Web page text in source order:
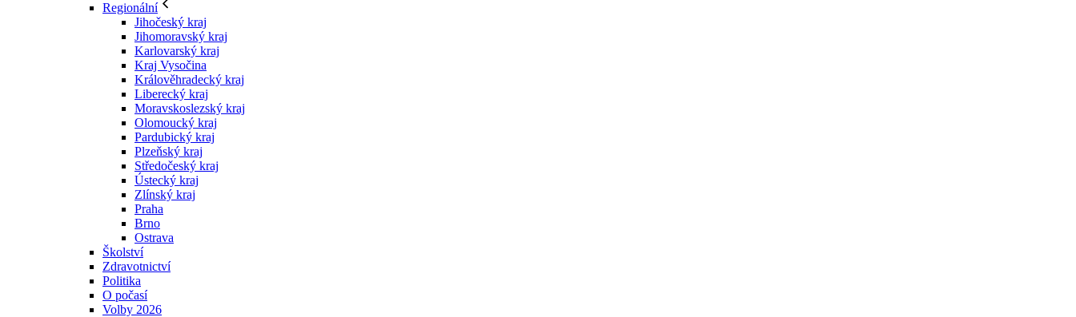
Regionální
Jihočeský kraj
Jihomoravský kraj
Karlovarský kraj
Kraj Vysočina
Králověhradecký kraj
Liberecký kraj
Moravskoslezský kraj
Olomoucký kraj
Pardubický kraj
Plzeňský kraj
Středočeský kraj
Ústecký kraj
Zlínský kraj
Praha
Brno
Ostrava
Školství
Zdravotnictví
Politika
O počasí
Volby 2026